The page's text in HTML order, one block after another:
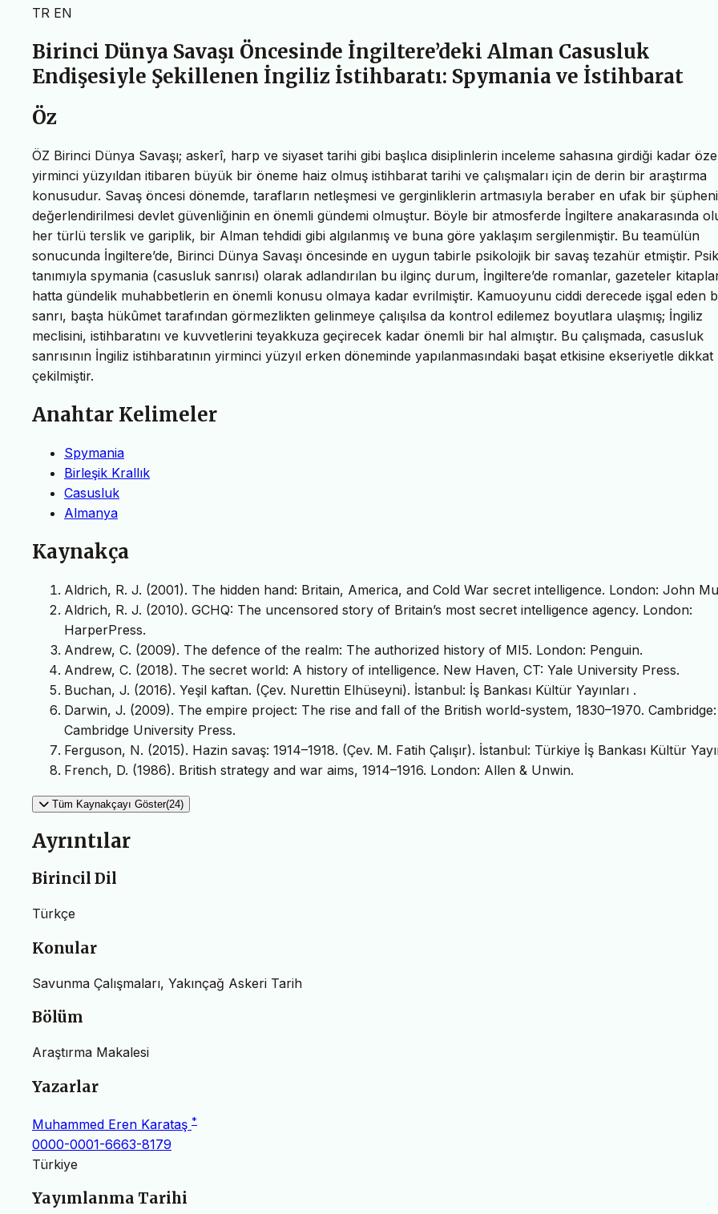
TR EN
Birinci Dünya Savaşı Öncesinde İngiltere’deki Alman Casusluk
Endişesiyle Şekillenen İngiliz İstihbaratı: Spymania ve İstihbarat
Öz
ÖZ Birinci Dünya Savaşı; askerî, harp ve siyaset tarihi gibi başlıca disiplinlerin inceleme sahasına girdiği kadar
yirminci yüzyıldan itibaren büyük bir öneme haiz olmuş istihbarat tarihi ve çalışmaları için de derin bir araştırma
konusudur. Savaş öncesi dönemde, tarafların netleşmesi ve gerginliklerin artmasıyla beraber en ufak bir
değerlendirilmesi devlet güvenliğinin en önemli gündemi olmuştur. Böyle bir atmosferde İngiltere anakarasında
her türlü terslik ve gariplik, bir Alman tehdidi gibi algılanmış ve buna göre yaklaşım sergilenmiştir. Bu teamülün
sonucunda İngiltere’de, Birinci Dünya Savaşı öncesinde en uygun tabirle psikolojik bir savaş tezahür etmiştir.
tanımıyla spymania (casusluk sanrısı) olarak adlandırılan bu ilginç durum, İngiltere’de romanlar, gazeteler
hatta gündelik muhabbetlerin en önemli konusu olmaya kadar evrilmiştir. Kamuoyunu ciddi derecede işgal eden
sanrı, başta hükûmet tarafından görmezlikten gelinmeye çalışılsa da kontrol edilemez boyutlara ulaşmış; İngiliz
meclisini, istihbaratını ve kuvvetlerini teyakkuza geçirecek kadar önemli bir hal almıştır. Bu çalışmada, casusluk
sanrısının İngiliz istihbaratının yirminci yüzyıl erken döneminde yapılanmasındaki başat etkisine ekseriyetle dikkat
çekilmiştir.
Anahtar Kelimeler
Spymania
Birleşik Krallık
Casusluk
Almanya
Kaynakça
Aldrich, R. J. (2001). The hidden hand: Britain, America, and Cold War secret intelligence. London: John
Aldrich, R. J. (2010). GCHQ: The uncensored story of Britain’s most secret intelligence agency. London:
HarperPress.
Andrew, C. (2009). The defence of the realm: The authorized history of MI5. London: Penguin.
Andrew, C. (2018). The secret world: A history of intelligence. New Haven, CT: Yale University Press.
Buchan, J. (2016). Yeşil kaftan. (Çev. Nurettin Elhüseyni). İstanbul: İş Bankası Kültür Yayınları .
Darwin, J. (2009). The empire project: The rise and fall of the British world-system, 1830–1970. Cambridge:
Cambridge University Press.
Ferguson, N. (2015). Hazin savaş: 1914–1918. (Çev. M. Fatih Çalışır). İstanbul: Türkiye İş Bankası Kültür
French, D. (1986). British strategy and war aims, 1914–1916. London: Allen & Unwin.
Tüm Kaynakçayı Göster(24)
Ayrıntılar
Birincil Dil
Türkçe
Konular
Savunma Çalışmaları, Yakınçağ Askeri Tarih
Bölüm
Araştırma Makalesi
Yazarlar
Muhammed Eren Karataş *
0000-0001-6663-8179
Türkiye
Yayımlanma Tarihi